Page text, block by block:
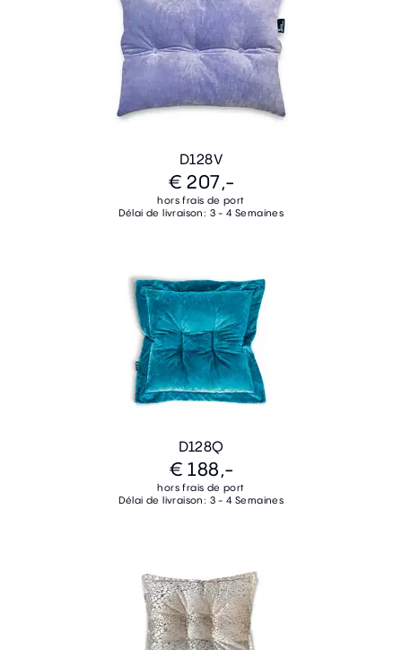
D128V
€ 207,-
hors frais de port
Délai de livraison: 3 - 4 Semaines
D128Q
€ 188,-
hors frais de port
Délai de livraison: 3 - 4 Semaines